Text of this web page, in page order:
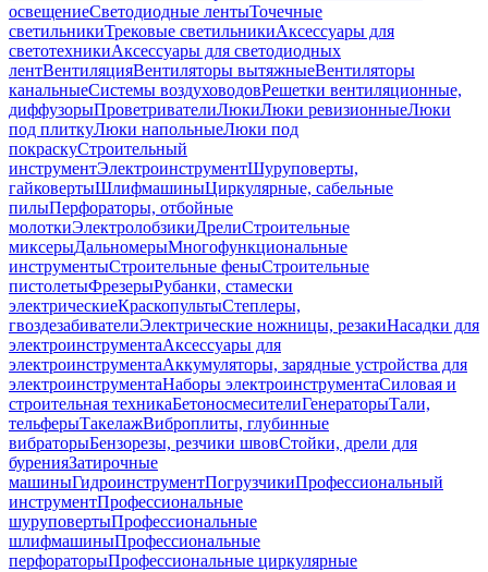
освещениеСветодиодные лентыТочечные
светильникиТрековые светильникиАксессуары для
светотехникиАксессуары для светодиодных
лентВентиляцияВентиляторы вытяжныеВентиляторы
канальныеСистемы воздуховодовРешетки вентиляционные,
диффузорыПроветривателиЛюкиЛюки ревизионныеЛюки
под плиткуЛюки напольныеЛюки под
покраскуСтроительный
инструментЭлектроинструментШуруповерты,
гайковертыШлифмашиныЦиркулярные, сабельные
пилыПерфораторы, отбойные
молоткиЭлектролобзикиДрелиСтроительные
миксерыДальномерыМногофункциональные
инструментыСтроительные феныСтроительные
пистолетыФрезерыРубанки, стамески
электрическиеКраскопультыСтеплеры,
гвоздезабивателиЭлектрические ножницы, резакиНасадки для
электроинструментаАксессуары для
электроинструментаАккумуляторы, зарядные устройства для
электроинструментаНаборы электроинструментаСиловая и
строительная техникаБетоносмесителиГенераторыТали,
тельферыТакелажВиброплиты, глубинные
вибраторыБензорезы, резчики швовСтойки, дрели для
буренияЗатирочные
машиныГидроинструментПогрузчикиПрофессиональный
инструментПрофессиональные
шуруповертыПрофессиональные
шлифмашиныПрофессиональные
перфораторыПрофессиональные циркулярные